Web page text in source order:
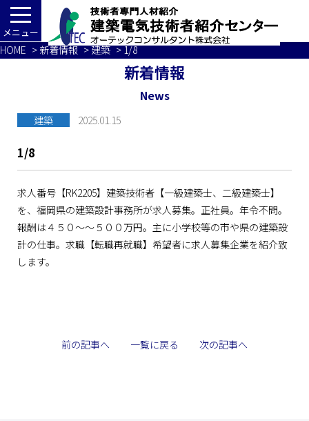
メニュー
HOME > 新着情報 >建築 > 1/8
新着情報
News
建築 2025.01.15
1/8
求人番号【RK2205】建築技術者【一級建築士、二級建築士】
を、福岡県の建築設計事務所が求人募集。正社員。年令不問。
報酬は４５０～～５００万円。主に小学校等の市や県の建築設
計の仕事。求職【転職再就職】希望者に求人募集企業を紹介致
します。
前の記事へ 一覧に戻る 次の記事へ